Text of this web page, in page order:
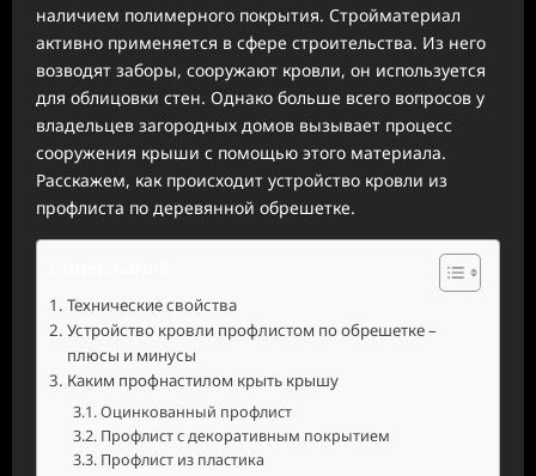
наличием полимерного покрытия. Стройматериал
активно применяется в сфере строительства. Из него
возводят заборы, сооружают кровли, он используется
для облицовки стен. Однако больше всего вопросов у
владельцев загородных домов вызывает процесс
сооружения крыши с помощью этого материала.
Расскажем, как происходит устройство кровли из
профлиста по деревянной обрешетке.
Технические свойства
Устройство кровли профлистом по обрешетке –
плюсы и минусы
Каким профнастилом крыть крышу
Оцинкованный профлист
Профлист с декоративным покрытием
Профлист из пластика